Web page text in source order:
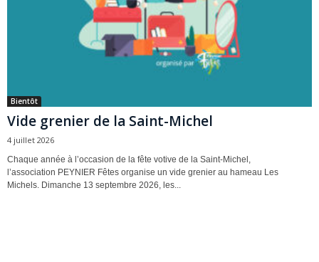
Bientôt
Vide grenier de la Saint-Michel
4 juillet 2026
Chaque année à l’occasion de la fête votive de la Saint-Michel,
l’association PEYNIER Fêtes organise un vide grenier au hameau Les
Michels. Dimanche 13 septembre 2026, les...